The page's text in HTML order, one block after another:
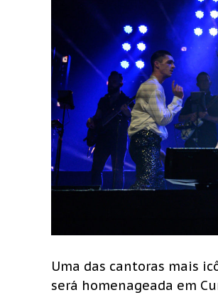
Uma das cantoras mais
será homenageada em